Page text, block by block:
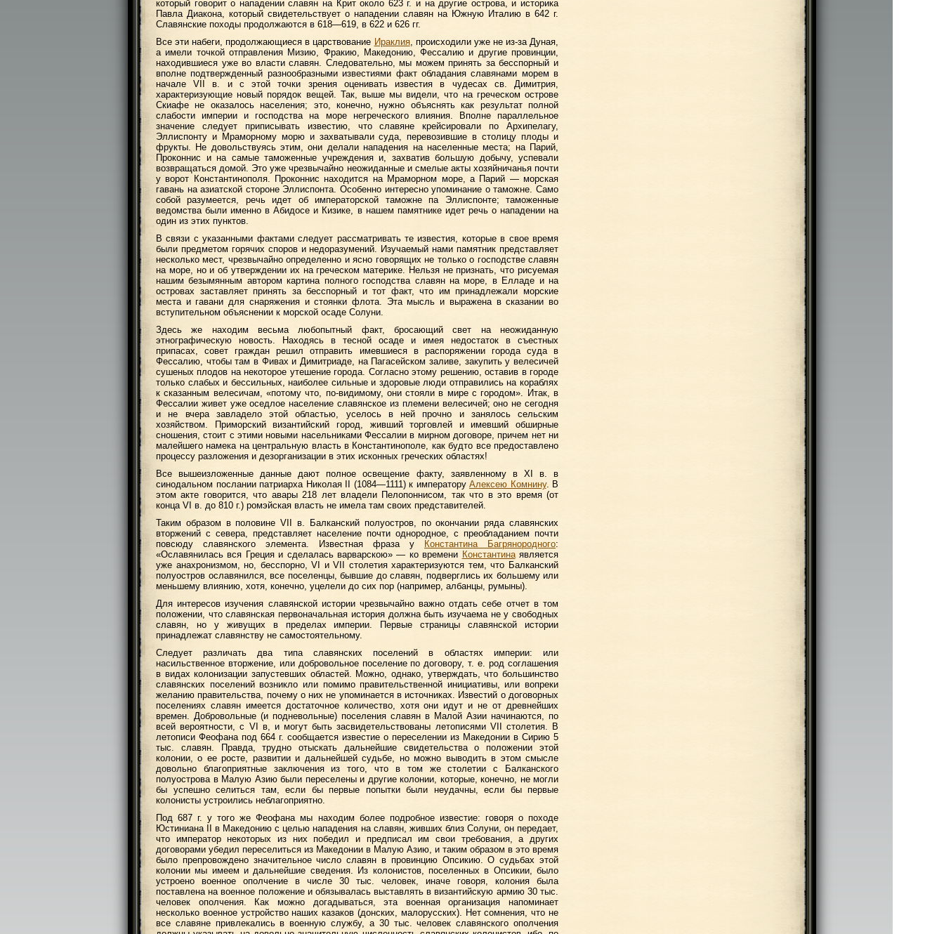
который говорит о нападении славян на Крит около 623 г. и на другие острова, и историка
Павла Диакона, который свидетельствует о нападении славян на Южную Италию в 642 г.
Славянские походы продолжаются в 618—619, в 622 и 626 гг.
Все эти набеги, продолжающиеся в царствование Ираклия, происходили уже не из-за Дуная,
а имели точкой отправления Мизию, Фракию, Македонию, Фессалию и другие провинции,
находившиеся уже во власти славян. Следовательно, мы можем принять за бесспорный и
вполне подтвержденный разнообразными известиями факт обладания славянами морем в
начале VII в. и с этой точки зрения оценивать известия в чудесах св. Димитрия,
характеризующие новый порядок вещей. Так, выше мы видели, что на греческом острове
Скиафе не оказалось населения; это, конечно, нужно объяснять как результат полной
слабости империи и господства на море негреческого влияния. Вполне параллельное
значение следует приписывать известию, что славяне крейсировали по Архипелагу,
Эллиспонту и Мраморному морю и захватывали суда, перевозившие в столицу плоды и
фрукты. Не довольствуясь этим, они делали нападения на населенные места; на Парий,
Проконнис и на самые таможенные учреждения и, захватив большую добычу, успевали
возвращаться домой. Это уже чрезвычайно неожиданные и смелые акты хозяйничанья почти
у ворот Константинополя. Проконнис находится на Мраморном море, а Парий — морская
гавань на азиатской стороне Эллиспонта. Особенно интересно упоминание о таможне. Само
собой разумеется, речь идет об императорской таможне па Эллиспонте; таможенные
ведомства были именно в Абидосе и Кизике, в нашем памятнике идет речь о нападении на
один из этих пунктов.
В связи с указанными фактами следует рассматривать те известия, которые в свое время
были предметом горячих споров и недоразумений. Изучаемый нами памятник представляет
несколько мест, чрезвычайно определенно и ясно говорящих не только о господстве славян
на море, но и об утверждении их на греческом материке. Нельзя не признать, что рисуемая
нашим безымянным автором картина полного господства славян на море, в Елладе и на
островах заставляет принять за бесспорный и тот факт, что им принадлежали морские
места и гавани для снаряжения и стоянки флота. Эта мысль и выражена в сказании во
вступительном объяснении к морской осаде Солуни.
Здесь же находим весьма любопытный факт, бросающий свет на неожиданную
этнографическую новость. Находясь в тесной осаде и имея недостаток в съестных
припасах, совет граждан решил отправить имевшиеся в распоряжении города суда в
Фессалию, чтобы там в Фивах и Димитриаде, на Пагасейском заливе, закупить у велесичей
сушеных плодов на некоторое утешение города. Согласно этому решению, оставив в городе
только слабых и бессильных, наиболее сильные и здоровые люди отправились на кораблях
к сказанным велесичам, «потому что, по-видимому, они стояли в мире с городом». Итак, в
Фессалии живет уже оседлое население славянское из племени велесичей; оно не сегодня
и не вчера завладело этой областью, уселось в ней прочно и занялось сельским
хозяйством. Приморский византийский город, живший торговлей и имевший обширные
сношения, стоит с этими новыми насельниками Фессалии в мирном договоре, причем нет ни
малейшего намека на центральную власть в Константинополе, как будто все предоставлено
процессу разложения и дезорганизации в этих исконных греческих областях!
Все вышеизложенные данные дают полное освещение факту, заявленному в XI в. в
синодальном послании патриарха Николая II (1084—1111) к императору Алексею Комнину. В
этом акте говорится, что авары 218 лет владели Пелопоннисом, так что в это время (от
конца VI в. до 810 г.) ромэйская власть не имела там своих представителей.
Таким образом в половине VII в. Балканский полуостров, по окончании ряда славянских
вторжений с севера, представляет население почти однородное, с преобладанием почти
повсюду славянского элемента. Известная фраза у
Константина Багрянородного:
«Ославянилась вся Греция и сделалась варварскою» — ко времени Константинаявляется
уже анахронизмом, но, бесспорно, VI и VII столетия характеризуются тем, что Балканский
полуостров ославянился, все поселенцы, бывшие до славян, подверглись их большему или
меньшему влиянию, хотя, конечно, уцелели до сих пор (например, албанцы, румыны).
Для интересов изучения славянской истории чрезвычайно важно отдать себе отчет в том
положении, что славянская первоначальная история должна быть изучаема не у свободных
славян, но у живущих в пределах империи. Первые страницы славянской истории
принадлежат славянству не самостоятельному.
Следует различать два типа славянских поселений в областях империи: или
насильственное вторжение, или добровольное поселение по договору, т. е. род соглашения
в видах колонизации запустевших областей. Можно, однако, утверждать, что большинство
славянских поселений возникло или помимо правительственной инициативы, или вопреки
желанию правительства, почему о них не упоминается в источниках. Известий о договорных
поселениях славян имеется достаточное количество, хотя они идут и не от древнейших
времен. Добровольные (и подневольные) поселения славян в Малой Азии начинаются, по
всей вероятности, с VI в, и могут быть засвидетельствованы летописями VII столетия. В
летописи Феофана под 664 г. сообщается известие о переселении из Македонии в Сирию 5
тыс. славян. Правда, трудно отыскать дальнейшие свидетельства о положении этой
колонии, о ее росте, развитии и дальнейшей судьбе, но можно выводить в этом смысле
довольно благоприятные заключения из того, что в том же столетии с Балканского
полуострова в Малую Азию были переселены и другие колонии, которые, конечно, не могли
бы успешно селиться там, если бы первые попытки были неудачны, если бы первые
колонисты устроились неблагоприятно.
Под 687 г. у того же Феофана мы находим более подробное известие: говоря о походе
Юстиниана II в Македонию с целью нападения на славян, живших близ Солуни, он передает,
что император некоторых из них победил и предписал им свои требования, а других
договорами убедил переселиться из Македонии в Малую Азию, и таким образом в это время
было препровождено значительное число славян в провинцию Опсикию. О судьбах этой
колонии мы имеем и дальнейшие сведения. Из колонистов, поселенных в Опсикии, было
устроено военное ополчение в числе 30 тыс. человек, иначе говоря, колония была
поставлена на военное положение и обязывалась выставлять в византийскую армию 30 тыс.
человек ополчения. Как можно догадываться, эта военная организация напоминает
несколько военное устройство наших казаков (донских, малорусских). Нет сомнения, что не
все славяне привлекались в военную службу, а 30 тыс. человек славянского ополчения